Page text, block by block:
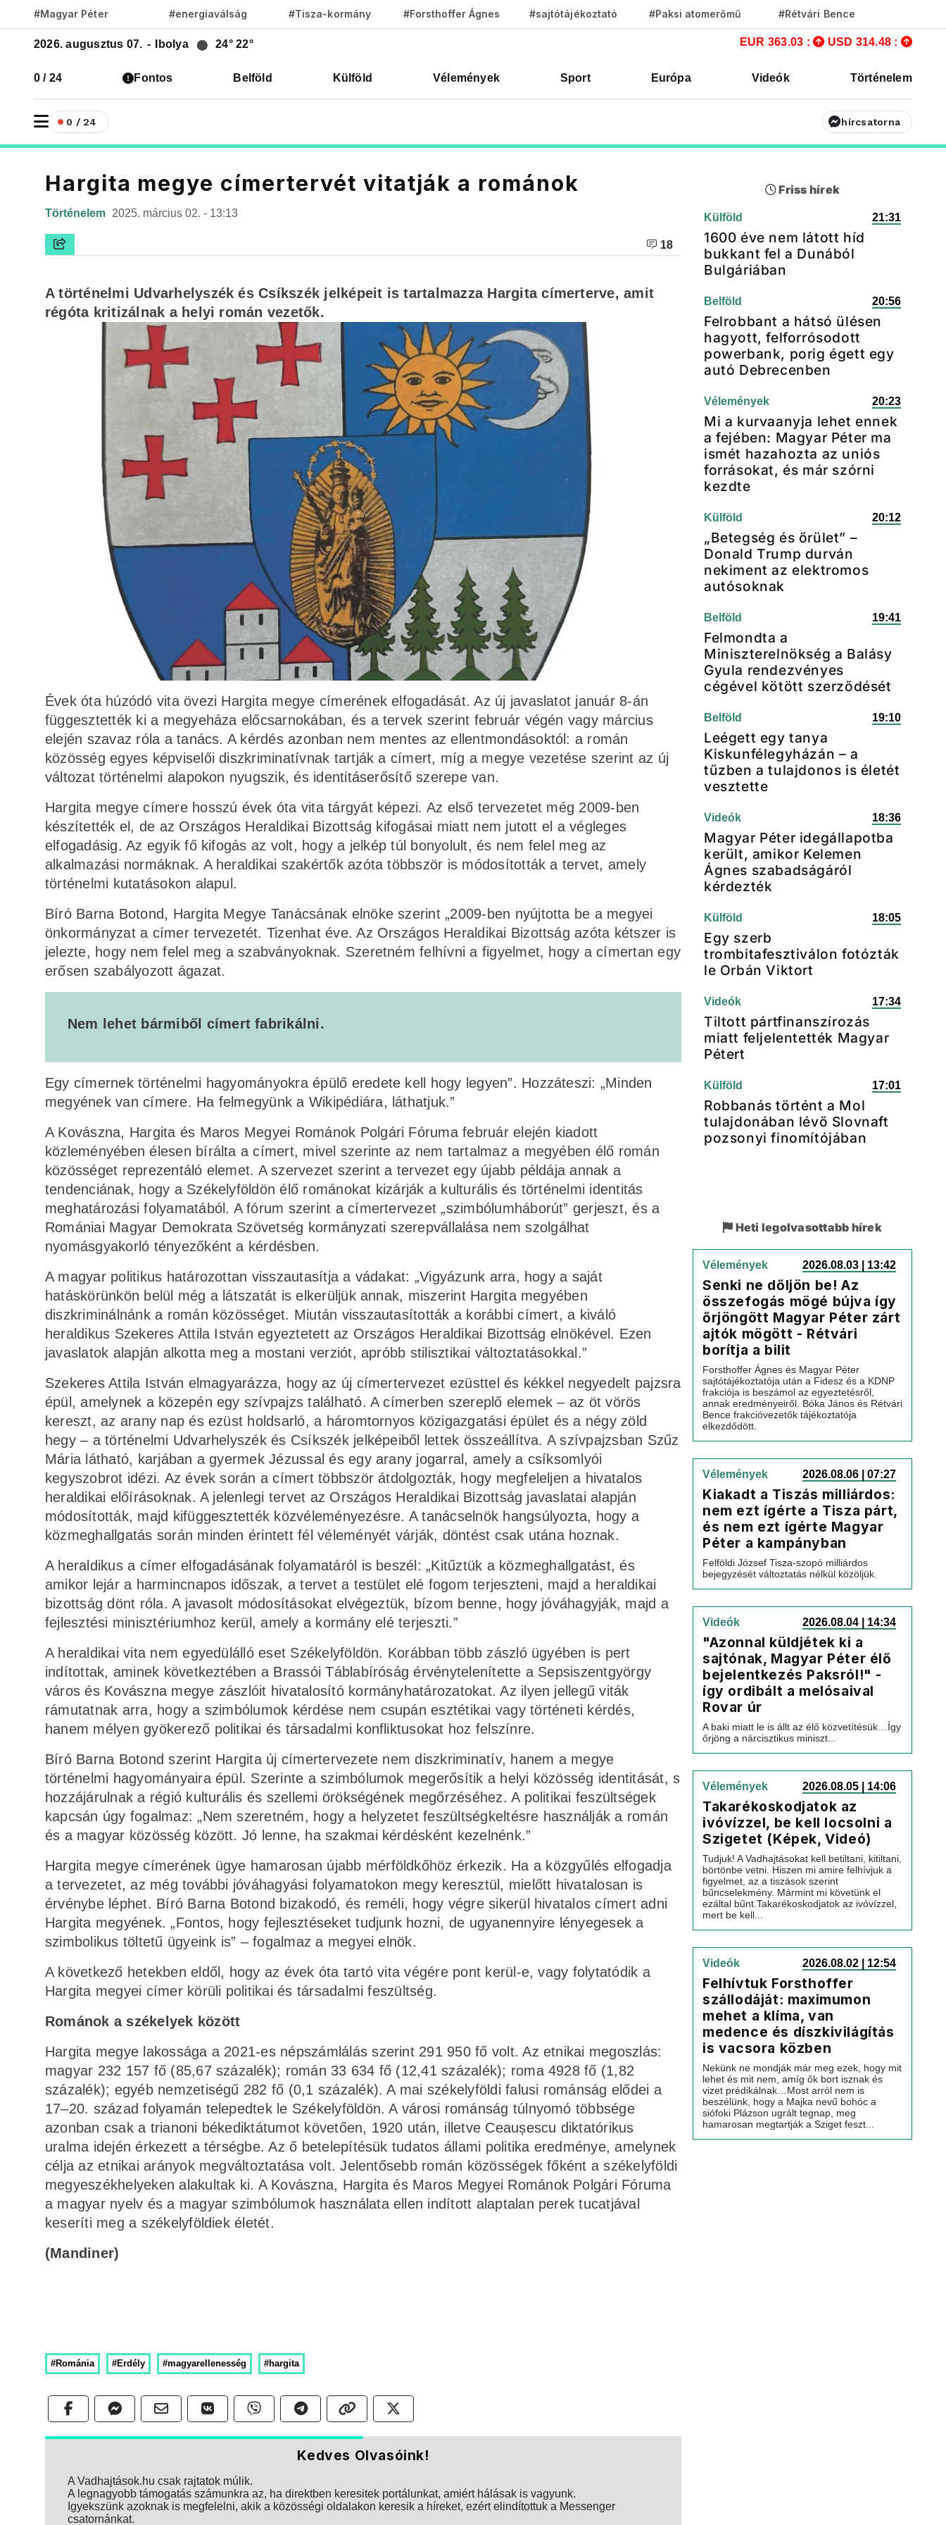
#Magyar Péter #energiaválság #Tisza-kormány #Forsthoffer Ágnes #sajtótájékoztató #Paksi atomerőmű #Rétvári Bence
2026. augusztus 07. - Ibolya 24° 22° EUR 363.03 : USD 314.48 :
0 / 24 Fontos Belföld Külföld Vélemények Sport Európa Videók Történelem
0 / 24 hírcsatorna
Hargita megye címertervét vitatják a románok
Történelem 2025. március 02. - 13:13
18
A történelmi Udvarhelyszék és Csíkszék jelképeit is tartalmazza Hargita címerterve, amit
régóta kritizálnak a helyi román vezetők.
Évek óta húzódó vita övezi Hargita megye címerének el­fogadását. Az új javaslatot január 8-án
függesztették ki a megyeháza előcsarnokában, és a tervek szerint február végén vagy március
elején szavaz róla a tanács. A kérdés azonban nem mentes az ellentmondásoktól: a román
közösség egyes képviselői diszkriminatívnak tartják a címert, míg a megye vezetése szerint az új
változat történelmi alapokon nyugszik, és identitáserősítő szerepe van.
Hargita megye címere hosszú évek óta vita tárgyát képezi. Az első tervezetet még 2009-ben
készítették el, de az Országos Heraldikai Bizottság kifogásai miatt nem jutott el a végleges
elfogadásig. Az egyik fő kifogás az volt, hogy a jelkép túl bonyolult, és nem felel meg az
alkalmazási normáknak. A heraldikai szakértők azóta többször is módosították a tervet, amely
történelmi kutatásokon alapul.
Bíró Barna Botond, Hargita Megye Tanácsának elnöke szerint „2009-ben nyújtotta be a megyei
önkormányzat a címer tervezetét. Tizenhat éve. Az Országos Heraldikai Bizottság azóta kétszer is
jelezte, hogy nem felel meg a szabványoknak. Szeretném felhívni a figyelmet, hogy a címertan egy
erősen szabályozott ágazat.
Nem lehet bármiből címert fabrikálni.
Egy címernek történelmi hagyományokra épülő eredete kell hogy legyen”. Hozzáteszi: „Minden
megyének van címere. Ha felmegyünk a Wikipédiára, láthatjuk.”
A Kovászna, Hargita és Maros Megyei Románok Polgári Fóruma február elején kiadott
közleményében élesen bírálta a címert, mivel szerinte az nem tartalmaz a megyében élő román
közösséget reprezentáló elemet. A szervezet szerint a tervezet egy újabb példája annak a
tendenciának, hogy a Székelyföldön élő románokat kizárják a kulturális és történelmi identitás
meghatározási folyamatából. A fórum szerint a címertervezet „szimbólumháborút” gerjeszt, és a
Romániai Magyar Demokrata Szövetség kormányzati szerepvállalása nem szolgálhat
nyomásgyakorló tényezőként a kérdésben.
A magyar politikus határozottan visszautasítja a vádakat: „Vigyázunk arra, hogy a saját
hatáskörünkön belül még a látszatát is elkerüljük annak, miszerint Hargita megyében
diszkriminálnánk a román közösséget. Miután visszautasították a korábbi címert, a kiváló
heraldikus Szekeres Attila István egyeztetett az Országos Heraldikai Bizottság elnökével. Ezen
javaslatok alapján alkotta meg a mostani verziót, apróbb stilisztikai változtatásokkal.”
Szekeres Attila István elmagyarázza, hogy az új címertervezet ezüsttel és kékkel negyedelt pajzsra
épül, amelynek a közepén egy szívpajzs található. A címerben szereplő elemek – az öt vörös
kereszt, az arany nap és ezüst holdsarló, a háromtornyos közigazgatási épület és a négy zöld
hegy – a történelmi Udvarhelyszék és Csíkszék jelképeiből lettek összeállítva. A szívpajzsban Szűz
Mária látható, karjában a gyermek Jézussal és egy arany jogarral, amely a csíksomlyói
kegyszobrot idézi. Az évek során a címert többször átdolgozták, hogy megfeleljen a hivatalos
heraldikai előírásoknak. A jelenlegi tervet az Országos Heraldikai Bizottság javaslatai alapján
módosították, majd kifüggesztették közvéleményezésre. A tanácselnök hangsúlyozta, hogy a
közmeghallgatás során minden érintett fél véleményét várják, döntést csak utána hoznak.
A heraldikus a címer elfogadásának folyamatáról is beszél: „Kitűztük a közmeghallgatást, és
amikor lejár a harminc­napos időszak, a tervet a testület elé fogom terjeszteni, majd a heraldikai
bizottság dönt róla. A javasolt módosításokat elvégeztük, bízom benne, hogy jóváhagyják, majd a
fejlesztési minisztériumhoz kerül, amely a kormány elé terjeszti.”
A heraldikai vita nem egyedülálló eset Székelyföldön. Korábban több zászló ügyében is pert
indítottak, aminek következtében a Brassói Táblabíróság érvénytelenítette a Sepsiszentgyörgy
város és Kovászna megye zászlóit hivatalosító kormány­határozatokat. Az ilyen jellegű viták
rámutatnak arra, hogy a szimbólumok kérdése nem csupán esztétikai vagy történeti kérdés,
hanem mélyen gyökerező politikai és társadalmi konfliktusokat hoz felszínre.
Bíró Barna Botond szerint Hargita új címertervezete nem diszkriminatív, hanem a megye
történelmi hagyományaira épül. Szerinte a szimbólumok megerősítik a helyi közösség identitását, s
hozzájárulnak a régió kulturális és szellemi örökségének megőrzéséhez. A politikai feszültségek
kapcsán úgy fogalmaz: „Nem szeretném, hogy a helyzetet feszültségkeltésre használják a román
és a magyar közösség között. Jó lenne, ha szakmai kérdésként kezelnénk.”
Hargita megye címerének ügye hamarosan újabb mérföldkőhöz érkezik. Ha a közgyűlés elfogadja
a tervezetet, az még további jóváhagyási folyamatokon megy keresztül, mielőtt hivatalosan is
érvénybe léphet. Bíró Barna Botond bizakodó, és reméli, hogy végre sikerül hivatalos címert adni
Hargita megyének. „Fontos, hogy fejlesztéseket tudjunk hozni, de ugyanennyire lényegesek a
szimbolikus töltetű ügyeink is” – fogalmaz a megyei elnök.
A következő hetekben eldől, hogy az évek óta tartó vita végére pont kerül-e, vagy folytatódik a
Hargita megyei címer körüli politikai és társadalmi feszültség.
Románok a székelyek között
Hargita megye lakossága a 2021-es népszámlálás szerint 291 950 fő volt. Az etnikai megoszlás:
magyar 232 157 fő (85,67 százalék); román 33 634 fő (12,41 százalék); roma 4928 fő (1,82
százalék); egyéb nemzetiségű 282 fő (0,1 százalék). A mai székelyföldi falusi románság elődei a
17–20. század folyamán telepedtek le Székely­földön. A városi románság túlnyomó többsége
azonban csak a trianoni békediktátumot követően, 1920 után, illetve Ceaușescu diktatórikus
uralma idején érkezett a térségbe. Az ő betelepítésük tudatos állami politika eredménye, amelynek
célja az etnikai arányok megváltoztatása volt. Jelentősebb román közösségek főként a székelyföldi
megyeszékhelyeken alakultak ki. A Kovászna, Hargita és Maros Megyei Románok Polgári Fóruma
a magyar nyelv és a magyar szimbólumok használata ellen indított alaptalan perek tucatjával
keseríti meg a székelyföldiek életét.
(Mandiner)
#Románia #Erdély #magyarellenesség #hargita
Kedves Olvasóink!
A Vadhajtások.hu csak rajtatok múlik.
A legnagyobb támogatás számunkra az, ha direktben keresitek portálunkat, amiért hálásak is vagyunk.
Igyekszünk azoknak is megfelelni, akik a közösségi oldalakon keresik a híreket, ezért elindítottuk a Messenger
csatornánkat.
Friss hírek
Külföld 21:31
1600 éve nem látott híd
bukkant fel a Dunából
Bulgáriában
Belföld 20:56
Felrobbant a hátsó ülésen
hagyott, felforrósodott
powerbank, porig égett egy
autó Debrecenben
Vélemények 20:23
Mi a kurvaanyja lehet ennek
a fejében: Magyar Péter ma
ismét hazahozta az uniós
forrásokat, és már szórni
kezdte
Külföld 20:12
„Betegség és őrület” –
Donald Trump durván
nekiment az elektromos
autósoknak
Belföld 19:41
Felmondta a
Miniszterelnökség a Balásy
Gyula rendezvényes
cégével kötött szerződését
Belföld 19:10
Leégett egy tanya
Kiskunfélegyházán – a
tűzben a tulajdonos is életét
vesztette
Videók 18:36
Magyar Péter idegállapotba
került, amikor Kelemen
Ágnes szabadságáról
kérdezték
Külföld 18:05
Egy szerb
trombitafesztiválon fotózták
le Orbán Viktort
Videók 17:34
Tiltott pártfinanszírozás
miatt feljelentették Magyar
Pétert
Külföld 17:01
Robbanás történt a Mol
tulajdonában lévő Slovnaft
pozsonyi finomítójában
Heti legolvasottabb hírek
Vélemények 2026.08.03 | 13:42
Senki ne dőljön be! Az
összefogás mögé bújva így
őrjöngött Magyar Péter zárt
ajtók mögött - Rétvári
borítja a bilit
Forsthoffer Ágnes és Magyar Péter
sajtótájékoztatója után a Fidesz és a KDNP
frakciója is beszámol az egyeztetésről,
annak eredményeiről. Bóka János és Rétvári
Bence frakcióvezetők tájékoztatója
elkezdődött.
Vélemények 2026.08.06 | 07:27
Kiakadt a Tiszás milliárdos:
nem ezt ígérte a Tisza párt,
és nem ezt ígérte Magyar
Péter a kampányban
Felföldi József Tisza-szopó milliárdos
bejegyzését változtatás nélkül közöljük.
Videók 2026.08.04 | 14:34
"Azonnal küldjétek ki a
sajtónak, Magyar Péter élő
bejelentkezés Paksról!" -
így ordibált a melósaival
Rovar úr
A baki miatt le is állt az élő közvetítésük…Így
őrjöng a nárcisztikus miniszt...
Vélemények 2026.08.05 | 14:06
Takarékoskodjatok az
ivóvízzel, be kell locsolni a
Szigetet (Képek, Videó)
Tudjuk! A Vadhajtásokat kell betiltani, kitiltani,
börtönbe vetni. Hiszen mi amire felhívjuk a
figyelmet, az a tiszások szerint
bűncselekmény. Mármint mi követünk el
ezáltal bűnt.Takarékoskodjatok az ivóvízzel,
mert be kell...
Videók 2026.08.02 | 12:54
Felhívtuk Forsthoffer
szállodáját: maximumon
mehet a klíma, van
medence és díszkivilágítás
is vacsora közben
Nekünk ne mondják már meg ezek, hogy mit
lehet és mit nem, amíg ők bort isznak és
vizet prédikálnak…Most arról nem is
beszélünk, hogy a Majka nevű bohóc a
siófoki Plázson ugrált tegnap, meg
hamarosan megtartják a Sziget feszt...